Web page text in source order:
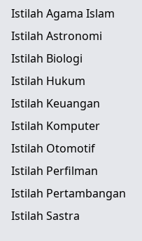
Istilah Agama Islam
Istilah Astronomi
Istilah Biologi
Istilah Hukum
Istilah Keuangan
Istilah Komputer
Istilah Otomotif
Istilah Perfilman
Istilah Pertambangan
Istilah Sastra